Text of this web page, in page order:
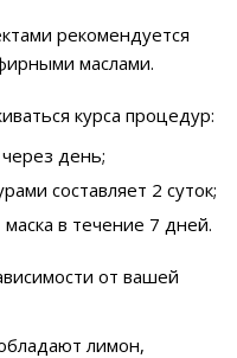
рекомендуется
маслами.
курса процедур:
день;
составляет 2 суток;
в течение 7 дней.
от вашей
лимон,